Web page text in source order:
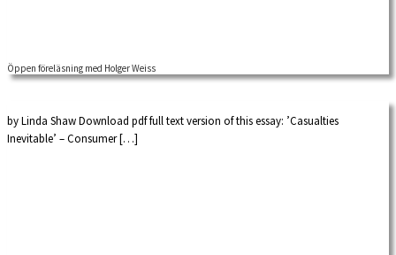
Öppen föreläsning med Holger Weiss
by Linda Shaw Download pdf full text version of this essay: ’Casualties
Inevitable’ – Consumer […]